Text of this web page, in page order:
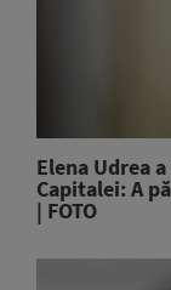
Elena Udrea
Capitalei: A
| FOTO